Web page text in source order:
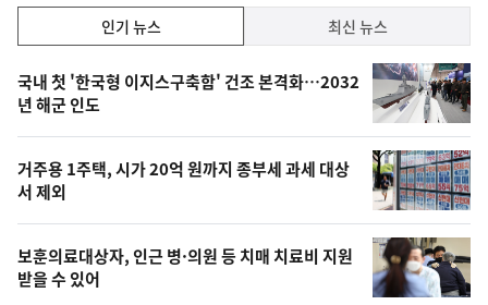
기,
최
신,
오
늘
의
영
상
인기 뉴스 최신 뉴스
기
뉴
스
국내 첫 '한국형 이지스구축함' 건조 본격화…2032
년 해군 인도
거주용 1주택, 시가 20억 원까지 종부세 과세 대상
서 제외
보훈의료대상자, 인근 병·의원 등 치매 치료비 지원
받을 수 있어